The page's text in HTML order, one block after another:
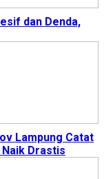
dan Denda,
Lampung Catat
Naik Drastis